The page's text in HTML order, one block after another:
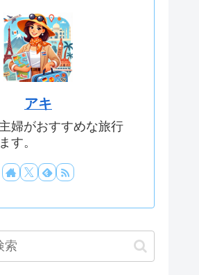
アキ
婦がおすすめな旅行
す。